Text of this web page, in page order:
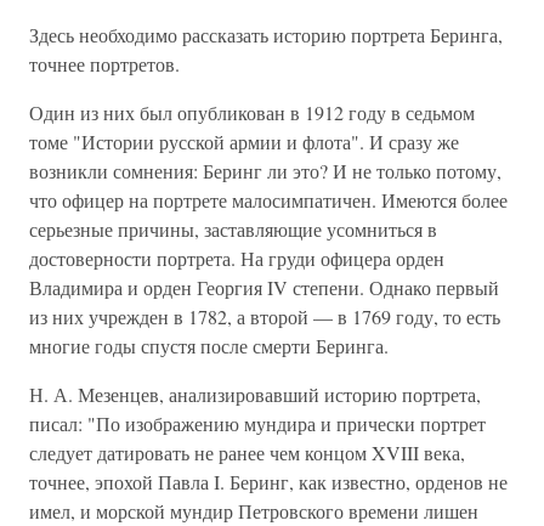
Здесь необходимо рассказать историю портрета Беринга,
точнее портретов.
Один из них был опубликован в 1912 году в седьмом
томе "Истории русской армии и флота". И сразу же
возникли сомнения: Беринг ли это? И не только потому,
что офицер на портрете малосимпатичен. Имеются более
серьезные причины, заставляющие усомниться в
достоверности портрета. На груди офицера орден
Владимира и орден Георгия IV степени. Однако первый
из них учрежден в 1782, а второй — в 1769 году, то есть
многие годы спустя после смерти Беринга.
Н. А. Мезенцев, анализировавший историю портрета,
писал: "По изображению мундира и прически портрет
следует датировать не ранее чем концом XVIII века,
точнее, эпохой Павла I. Беринг, как известно, орденов не
имел, и морской мундир Петровского времени лишен